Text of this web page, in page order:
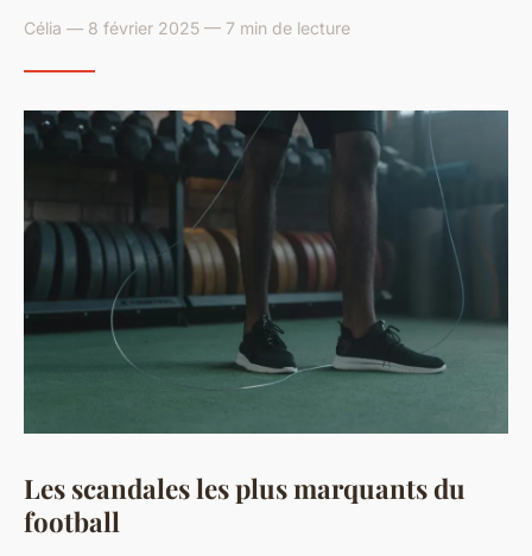
Célia — 8 février 2025 — 7 min de lecture
Les scandales les plus marquants du
football